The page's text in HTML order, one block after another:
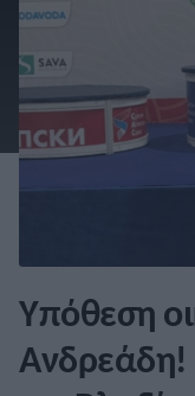
Υπόθεση
Ανδρεάδη!